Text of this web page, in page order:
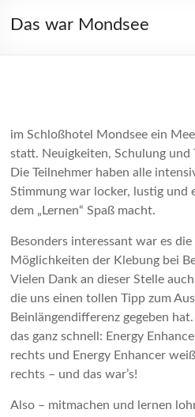
Das war Mondsee
im Schloßhotel Mondsee ein
statt. Neuigkeiten, Schulung und
Die Teilnehmer haben alle
Stimmung war locker, lustig und
dem „Lernen“ Spaß macht.
Besonders interessant war es
Möglichkeiten der Klebung bei
Vielen Dank an dieser Stelle
die uns einen tollen Tipp zum
Beinlängendifferenz gegeben
das ganz schnell: Energy
rechts und Energy Enhancer
rechts – und das war’s!
Also – mitmachen und lernen